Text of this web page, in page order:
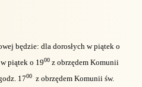
będzie: dla dorosłych w piątek o
piątek o 1900 z obrzędem Komunii
1700 z obrzędem Komunii św.